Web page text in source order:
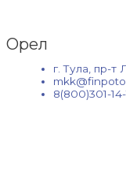
Орел
г. Тула, пр-т
8(800)301-